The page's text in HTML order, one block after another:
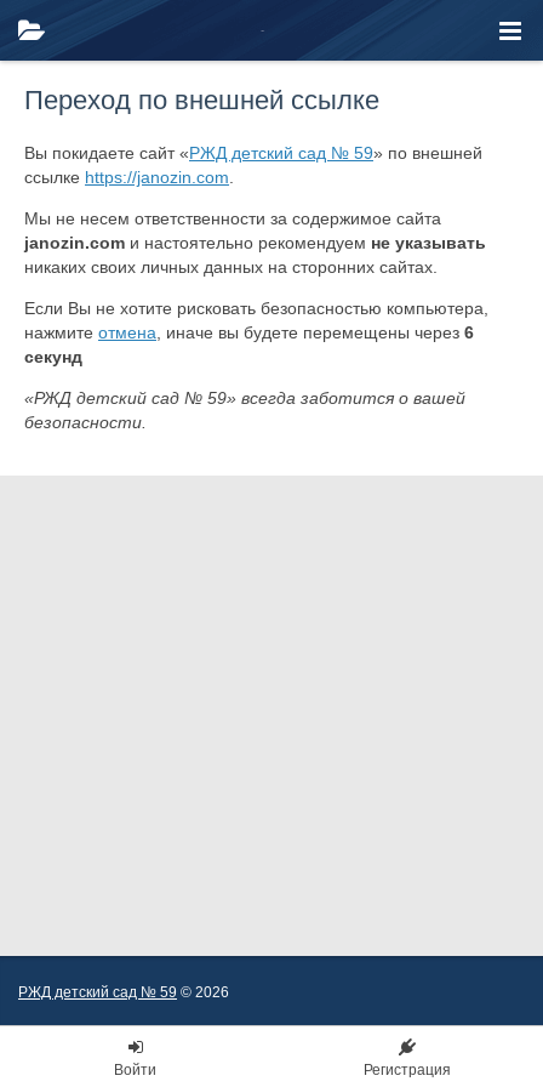
Переход по внешней ссылке
Вы покидаете сайт «РЖД детский сад № 59» по внешней
ссылке https://janozin.com
Мы не несем ответственности за содержимое сайта
janozin.com и настоятельно рекомендуем не указывать
никаких своих личных данных на сторонних сайтах.
Если Вы не хотите рисковать безопасностью компьютера,
нажмите отмена , иначе вы будете перемещены через 6
секунд
«РЖД детский сад № 59» всегда заботится о вашей
безопасности.
РЖД детский сад № 59 © 2026
Войти Регистрация